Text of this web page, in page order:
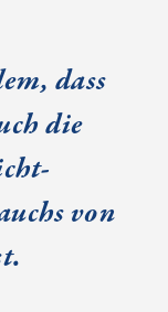
dass
die
von